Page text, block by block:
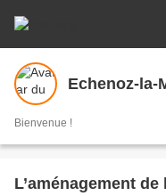
Echenoz-la-
Bienvenue !
L’aménagement